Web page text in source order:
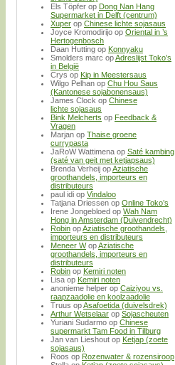
Els Töpfer op Dong Nan Hang
Supermarket in Delft (centrum)
Xuper op Chinese lichte sojasaus
Joyce Kromodirijo op Oriental in ’s
Hertogenbosch
Daan Hutting op Konnyaku
Smolders marc opAdreslijst Toko’s
in België
Crys op Kip in Meestersaus
Wilgo Pelhan op Chu Hou Saus
(Kantonese sojabonensaus)
James Clock op Chinese
lichte sojasaus
Bink Melcherts op Feedback &
Vragen
Marjan op Thaise groene
currypasta
JaRoW Wattimena op Saté kambing
(saté van geit met ketjapsaus)
Brenda Verheij opAziatische
groothandels, importeurs en
distributeurs
paul idi op Vindaloo
Tatjana Driessen op Online Toko’s
Irene Jongebloed op Wah Nam
Hong in Amsterdam (Duivendrecht)
Robin opAziatische groothandels,
importeurs en distributeurs
Meneer WopAziatische
groothandels, importeurs en
distributeurs
Robin op Kemiri noten
Lisa op Kemiri noten
anonieme helper op Caiziyou vs.
raapzaadolie en koolzaadolie
Truus opAsafoetida (duivelsdrek)
Arthur Wetselaar op Sojascheuten
Yuriani Sudarmo op Chinese
supermarkt Tam Food in Tilburg
Jan van Lieshout op Ketjap (zoete
sojasaus)
Roos op Rozenwater & rozensiroop